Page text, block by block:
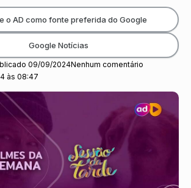
às 08:47
09/09/2024Nenhum comentário
o AD como fonte preferida do Google
Google Notícias